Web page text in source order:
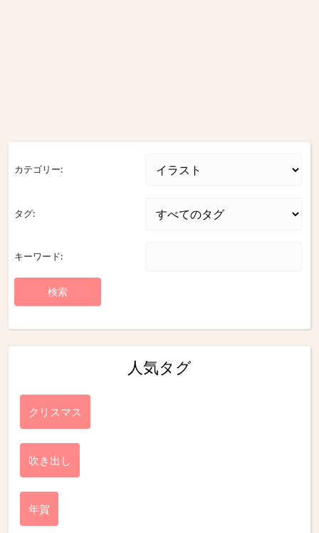
カテゴリー:
タグ:
キーワード:
人気タグ
クリスマス
吹き出し
年賀